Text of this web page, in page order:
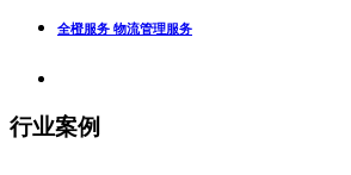
全橙服务 物流管理服务
行业案例